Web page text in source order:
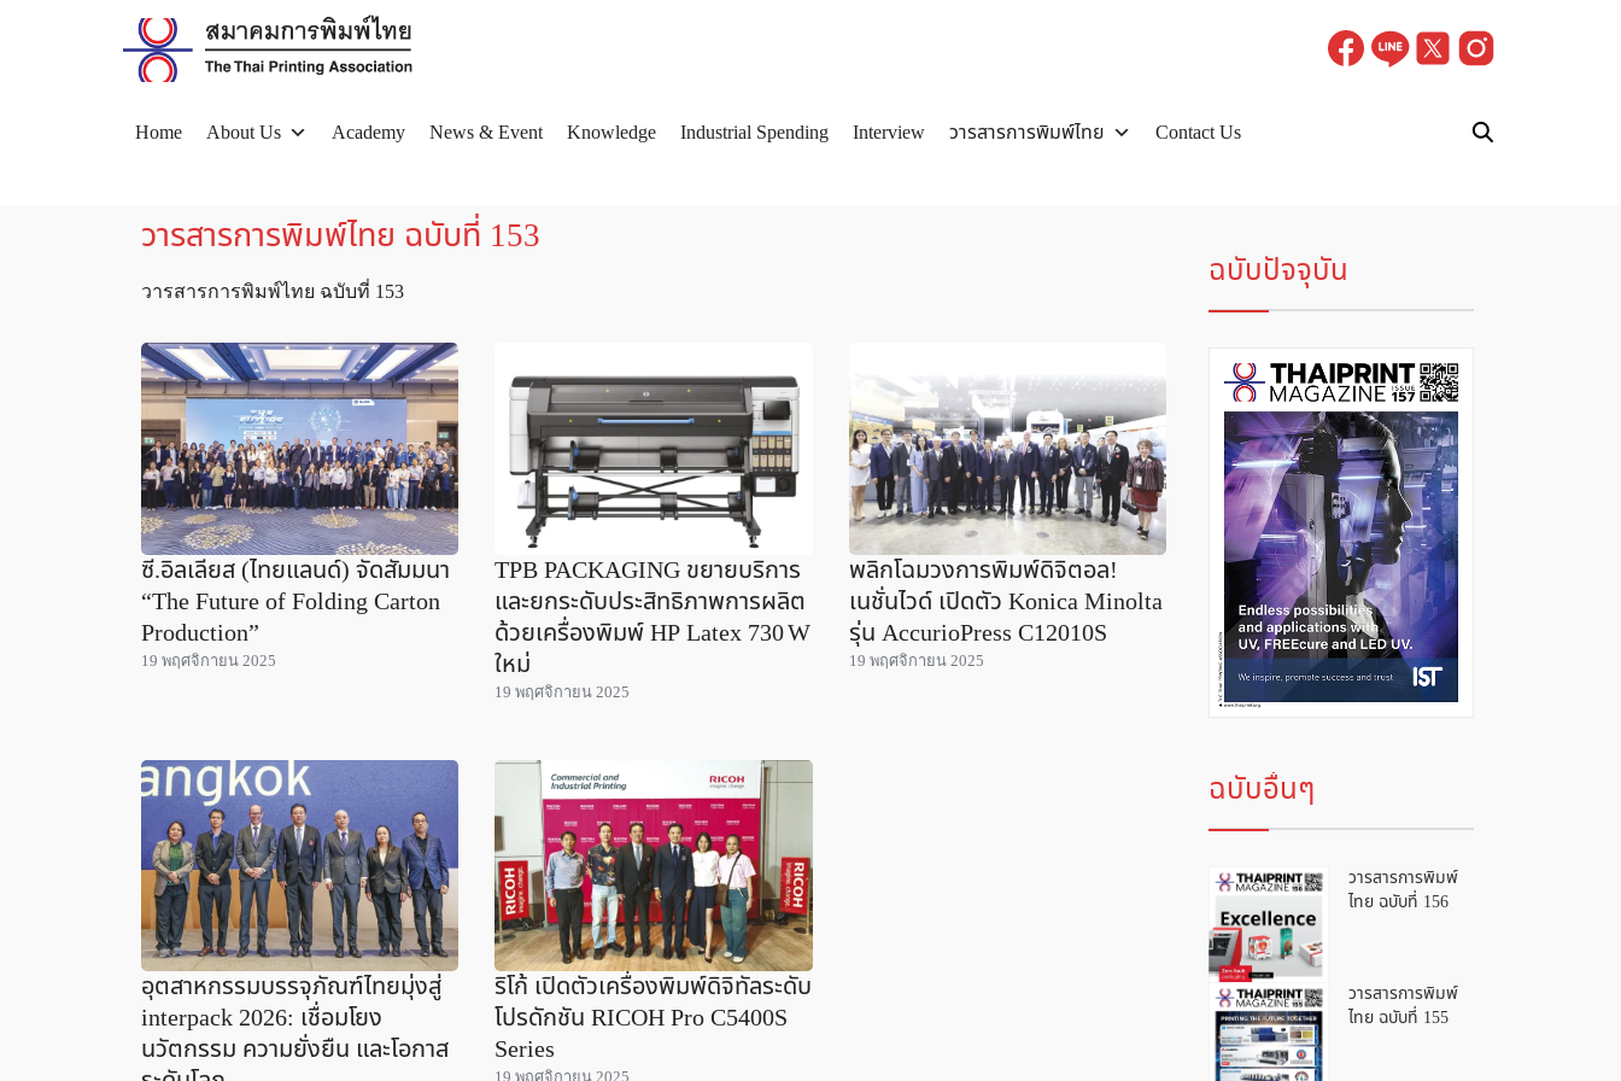
Home About Us Academy News & Event Knowledge Industrial Spending Interview วารสารการพิมพ์ไทย
Contact Us
วารสารการพิมพ์ไทย ฉบับที่ 153
วารสารการพิมพ์ไทย ฉบับที่ 153
ซี.อิลเลียส (ไทยแลนด์) จัดสัมมนา
“The Future of Folding Carton
Production”
19 พฤศจิกายน 2025
TPB PACKAGING ขยายบริการ
และยกระดับประสิทธิภาพการผลิต
ด้วยเครื่องพิมพ์ HP Latex 730 W
ใหม่
19 พฤศจิกายน 2025
พลิกโฉมวงการพิมพ์ดิจิตอล!
เนชั่นไวด์ เปิดตัว Konica Minolta
รุ่น AccurioPress C12010S
19 พฤศจิกายน 2025
อุตสาหกรรมบรรจุภัณฑ์ไทยมุ่งสู่
interpack 2026: เชื่อมโยง
นวัตกรรม ความยั่งยืน และโอกาส
ริโก้ เปิดตัวเครื่องพิมพ์ดิจิทัลระดับ
โปรดักชัน RICOH Pro C5400S
Series
19 พฤศจิกายน 2025
ฉบับปัจจุบัน
ฉบับอื่นๆ
วารสารการพิมพ์
ไทย ฉบับที่ 156
วารสารการพิมพ์
ไทย ฉบับที่ 155